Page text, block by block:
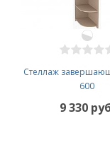
Стеллаж
600
9 330